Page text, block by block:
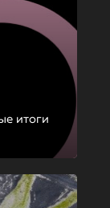
итоги